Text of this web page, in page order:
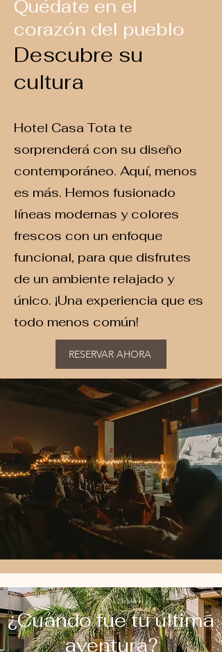
Quédate en el
corazón del pueblo
Descubre su
cultura
Hotel Casa Tota te
sorprenderá con su diseño
contemporáneo. Aquí, menos
es más. Hemos fusionado
líneas modernas y colores
frescos con un enfoque
funcional, para que disfrutes
de un ambiente relajado y
único. ¡Una experiencia que es
todo menos común!
RESERVAR AHORA
¿Cuando fue tu última
aventura?